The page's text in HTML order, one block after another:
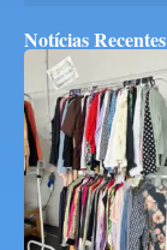
Notícias Recentes